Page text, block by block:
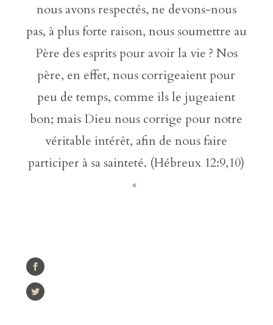
nous avons respectés, ne devons-nous
pas, à plus forte raison, nous soumettre au
Père des esprits pour avoir la vie ? Nos
père, en effet, nous corrigeaient pour
peu de temps, comme ils le jugeaient
bon; mais Dieu nous corrige pour notre
véritable intérêt, afin de nous faire
participer à sa sainteté. (Hébreux 12:9,10)
«